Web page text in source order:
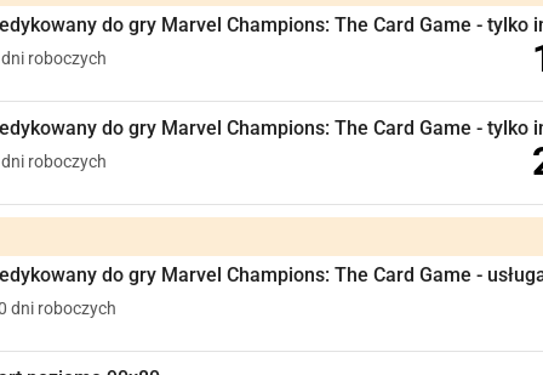
do gry Marvel Champions: The Card Game - tylko
roboczych
do gry Marvel Champions: The Card Game - tylko
roboczych
do gry Marvel Champions: The Card Game -
dni roboczych